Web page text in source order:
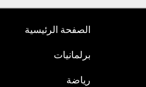
الصفحة الرئيسية
برلمانيات
رياضة